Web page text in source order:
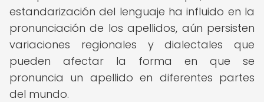
estandarización del lenguaje ha influido en la
pronunciación de los apellidos, aún persisten
variaciones regionales y dialectales que
pueden afectar la forma en que se
pronuncia un apellido en diferentes partes
del mundo.